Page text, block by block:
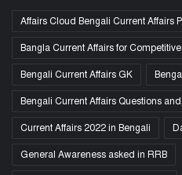
Affairs Cloud Bengali Current Affairs
Bangla Current Affairs for
Bengali Current Affairs GK
Bengali Current Affairs Questions
Current Affairs 2022 in Bengali
General Awareness asked in RRB